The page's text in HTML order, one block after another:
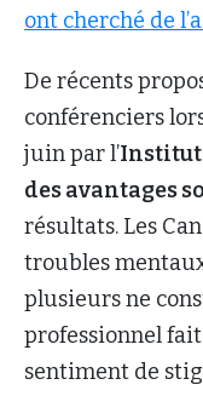
ont cherché de
De récents
conférenciers
juin par l’Institut
des avantages
résultats. Les
troubles
plusieurs ne
professionnel fait
sentiment de